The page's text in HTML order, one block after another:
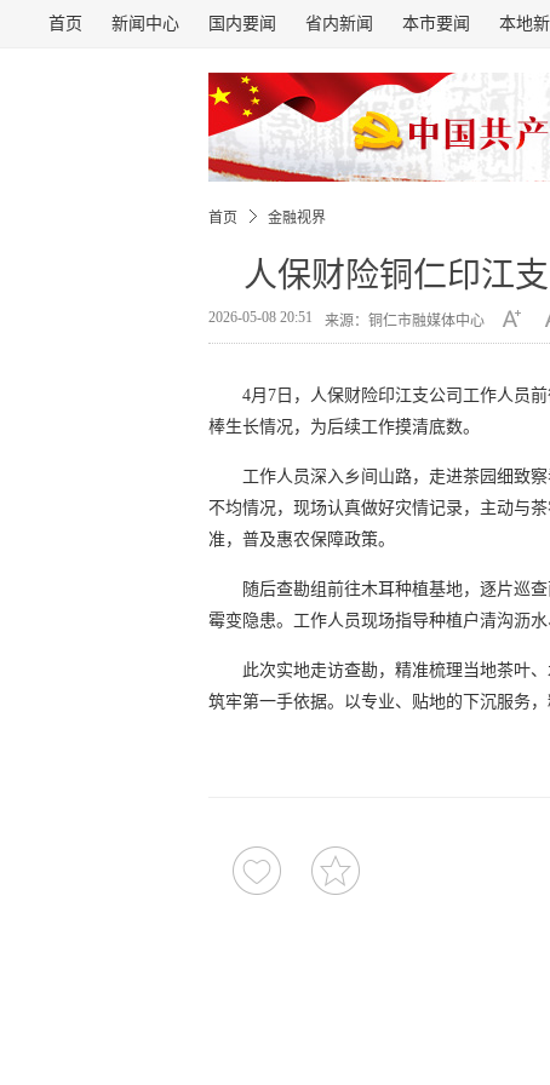
首页 新闻中心 国内要闻 省内新闻 本市要闻 本地
首页 金融视界
人保财险铜仁印江
2026-05-08 20:51 来源：铜仁市融媒体中心
4月7日，人保财险印江支公司工作人员
棒生长情况，为后续工作摸清底数。
工作人员深入乡间山路，走进茶园细致
不均情况，现场认真做好灾情记录，主动与
准，普及惠农保障政策。
随后查勘组前往木耳种植基地，逐片巡
霉变隐患。工作人员现场指导种植户清沟沥
此次实地走访查勘，精准梳理当地茶叶
筑牢第一手依据。以专业、贴地的下沉服务